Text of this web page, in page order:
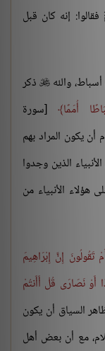
إنه كان قبل
والله ذكر
أُمَمًا
[سورة
أن يكون المراد بهم
الذين وجدوا
هؤلاء الأنبياء من
تَقُولُونَ إِنَّ إِبْرَاهِيمَ
نَصَارَى قُلْ أَأَنتُمْ
إلى ظاهر السياق أن يكون
مع أن بعض أهل